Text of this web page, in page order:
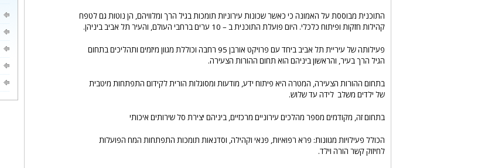
התוכנית מבוססת על האמונה כי כאשר שכונות עירוניות תומכות בגיל הרך ומלוויהם, הן נוטות גם לטפח
קהילות חזקות ופיתוח כלכלי. היום פועלת התוכנית ב – 10 ערים ברחבי העולם, והעיר תל אביב ביניהן.
פעילותה של עיריית תל אביב ביחד עם פרויקט אורבן 95 רחבה וכוללת מגוון מיזמים ותהליכים בתחום
הגיל הרך בעיר, והראשון ביניהם הוא תחום ההורות הצעירה.
בתחום ההורות הצעירה, המטרה היא פיתוח ידע, מודעות ומסוגלות הורית לקידום התפתחות מיטבית
של ילדים משלב לידה עד שלוש.
בתחום זה, מקודמים מספר מהלכים עירוניים מרכזיים, ביניהם יצירת סל שירותים איכותי
הכולל פעילויות מגוונות: פרא רפואיות, פנאי וקהילה, וסדנאות תומכות התפתחות המח הפועלות
לחיזוק קשר הורה וילד.